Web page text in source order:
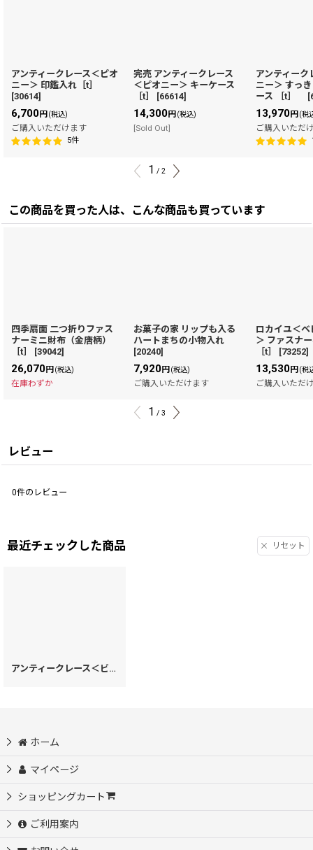
アンティークレース＜ピオ
ニー＞ 印鑑入れ［t］
[30614]
6,700円(税込)
ご購入いただけます
5件
完売 アンティークレース
＜ピオニー＞ キーケース
［t］
[66614]
14,300円(税込)
[Sold Out]
アンティーク
ニー＞ すっ
ース ［t］
[
13,970円(税
ご購入いただ
1 / 2
この商品を買った人は、こんな商品も買っています
四季扇面 二つ折りファス
ナーミニ財布（金唐柄）
［t］
[39042]
26,070円(税込)
在庫わずか
お菓子の家 リップも入る
ハートまちの小物入れ
[20240]
7,920円(税込)
ご購入いただけます
ロカイユ＜
＞ ファスナ
［t］
[73252]
13,530円(税
ご購入いただ
1 / 3
レビュー
0件のレビュー
最近チェックした商品 リセット
アンティークレース＜ビオラ＞ 手鏡［t］
ホーム
マイページ
ショッピングカート
ご利用案内